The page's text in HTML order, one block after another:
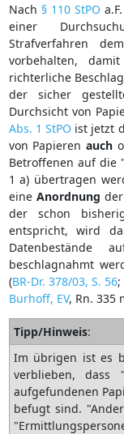
Nach § 110 StPO
einer
Strafverfahren
vorbehalten,
richterliche
der sicher
Durchsicht von
Abs. 1 StPO ist jetzt
von Papieren auch
Betroffenen auf die "
1 a) übertragen
eine Anordnung der
der schon
entspricht, wird
Datenbestände
beschlagnahmt
(BR-Dr. 378/03, S. 56;
Burhoff, EV, Rn. 335
Tipp/Hinweis:
Im übrigen ist es
verblieben, dass
aufgefundenen
befugt sind.